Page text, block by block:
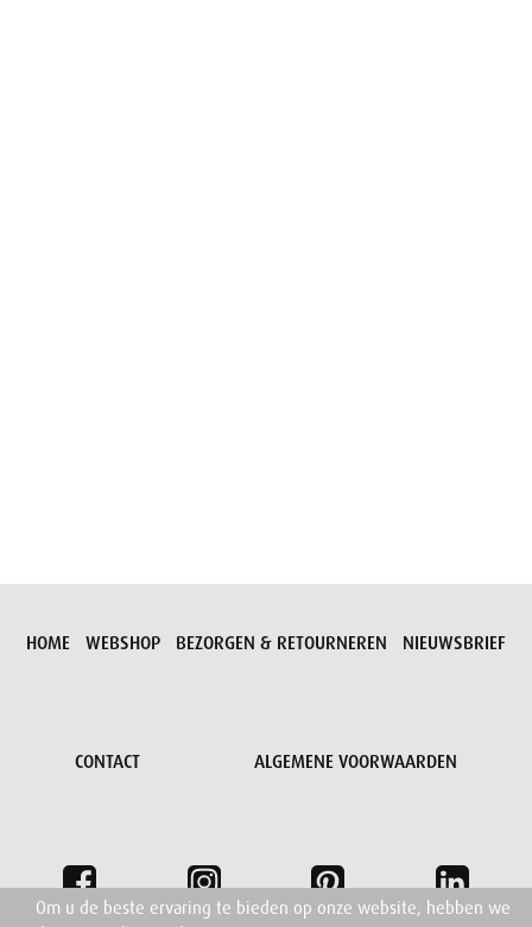
HOME WEBSHOP BEZORGEN & RETOURNEREN NIEUWSBRIEF
CONTACT ALGEMENE VOORWAARDEN
Om u de beste ervaring te bieden op onze website, hebben we